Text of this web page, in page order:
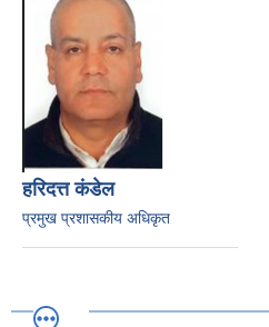
हरिदत्त कंडेल
प्रमुख प्रशासकीय अधिकृत